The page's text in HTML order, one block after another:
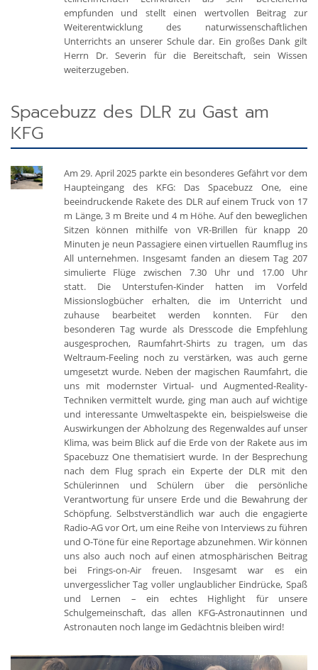
empfunden und stellt einen wertvollen Beitrag zur
Weiterentwicklung des naturwissenschaftlichen
Unterrichts an unserer Schule dar. Ein großes Dank gilt
Herrn Dr. Severin für die Bereitschaft, sein Wissen
weiterzugeben.
Spacebuzz des DLR zu Gast am
KFG
Am 29. April 2025 parkte ein besonderes Gefährt vor dem
Haupteingang des KFG: Das Spacebuzz One, eine
beeindruckende Rakete des DLR auf einem Truck von 17
m Länge, 3 m Breite und 4 m Höhe. Auf den beweglichen
Sitzen können mithilfe von VR-Brillen für knapp 20
Minuten je neun Passagiere einen virtuellen Raumflug ins
All unternehmen. Insgesamt fanden an diesem Tag 207
simulierte Flüge zwischen 7.30 Uhr und 17.00 Uhr
statt. Die Unterstufen-Kinder hatten im Vorfeld
Missionslogbücher erhalten, die im Unterricht und
zuhause bearbeitet werden konnten. Für den
besonderen Tag wurde als Dresscode die Empfehlung
ausgesprochen, Raumfahrt-Shirts zu tragen, um das
Weltraum-Feeling noch zu verstärken, was auch gerne
umgesetzt wurde. Neben der magischen Raumfahrt, die
uns mit modernster Virtual- und Augmented-Reality-
Techniken vermittelt wurde, ging man auch auf wichtige
und interessante Umweltaspekte ein, beispielsweise die
Auswirkungen der Abholzung des Regenwaldes auf unser
Klima, was beim Blick auf die Erde von der Rakete aus im
Spacebuzz One thematisiert wurde. In der Besprechung
nach dem Flug sprach ein Experte der DLR mit den
Schülerinnen und Schülern über die persönliche
Verantwortung für unsere Erde und die Bewahrung der
Schöpfung. Selbstverständlich war auch die engagierte
Radio-AG vor Ort, um eine Reihe von Interviews zu führen
und O-Töne für eine Reportage abzunehmen. Wir können
uns also auch noch auf einen atmosphärischen Beitrag
bei Frings-on-Air freuen. Insgesamt war es ein
unvergesslicher Tag voller unglaublicher Eindrücke, Spaß
und Lernen – ein echtes Highlight für unsere
Schulgemeinschaft, das allen KFG-Astronautinnen und
Astronauten noch lange im Gedächtnis bleiben wird!